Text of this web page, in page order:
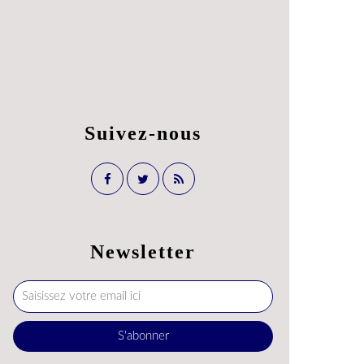
Newsletter
Suivez-nous